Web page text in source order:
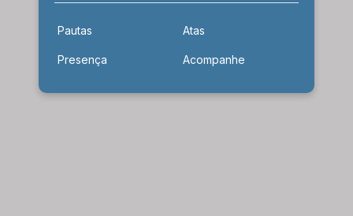
Pautas Atas
Presença Acompanhe